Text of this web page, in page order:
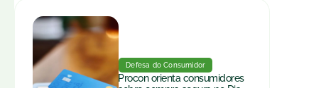
Defesa do Consumidor
Procon orienta consumidores